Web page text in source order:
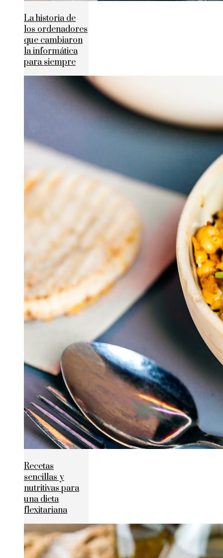
La historia de
los ordenadores
que cambiaron
la informática
para siempre
Recetas
sencillas y
nutritivas para
una dieta
flexitariana